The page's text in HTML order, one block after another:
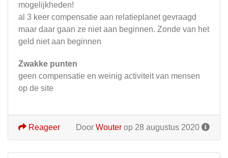
mogelijkheden!
al 3 keer compensatie aan relatieplanet gevraagd
maar daar gaan ze niet aan beginnen. Zonde van het
geld niet aan beginnen
Zwakke punten
geen compensatie en weinig activiteit van mensen
op de site
Door Wouter op 28 augustus 2020
Reageer